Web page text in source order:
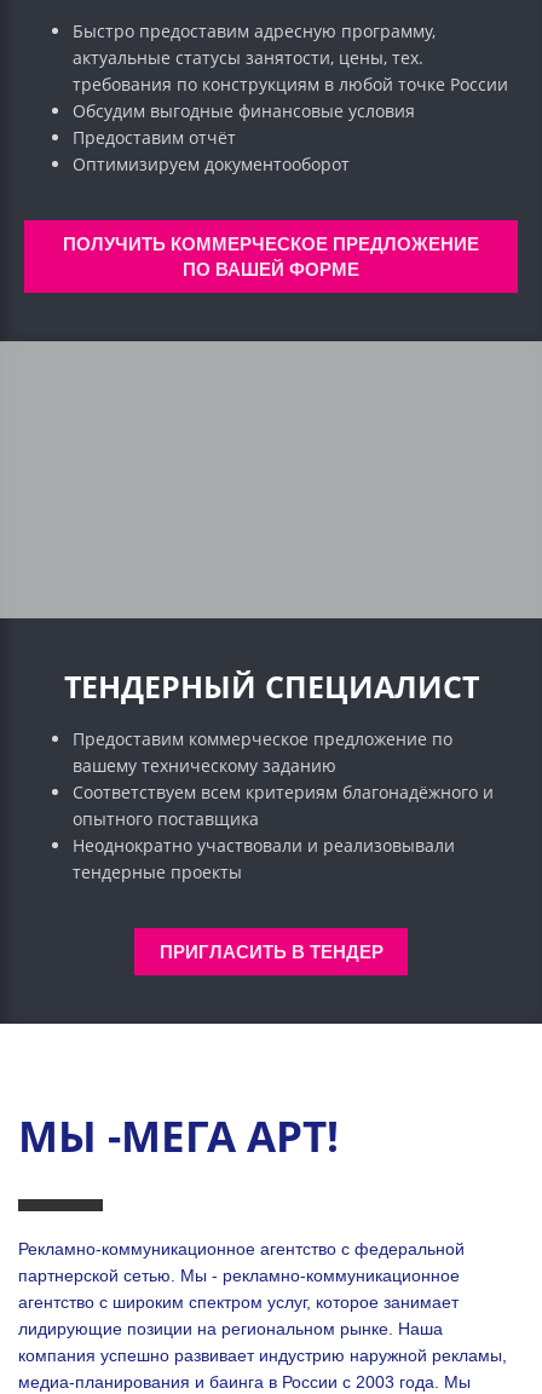
Быстро предоставим адресную программу,
актуальные статусы занятости, цены, тех.
требования по конструкциям в любой точке России
Обсудим выгодные финансовые условия
Предоставим отчёт
Оптимизируем документооборот
ПОЛУЧИТЬ КОММЕРЧЕСКОЕ ПРЕДЛОЖЕНИЕ
ПО ВАШЕЙ ФОРМЕ
ТЕНДЕРНЫЙ СПЕЦИАЛИСТ
Предоставим коммерческое предложение по
вашему техническому заданию
Соответствуем всем критериям благонадёжного и
опытного поставщика
Неоднократно участвовали и реализовывали
тендерные проекты
ПРИГЛАСИТЬ В ТЕНДЕР
МЫ -МЕГА АРТ!
Рекламно-коммуникационное агентство с федеральной
партнерской сетью. Мы - рекламно-коммуникационное
агентство с широким спектром услуг, которое занимает
лидирующие позиции на региональном рынке. Наша
компания успешно развивает индустрию наружной рекламы,
медиа-планирования и баинга в России с 2003 года. Мы